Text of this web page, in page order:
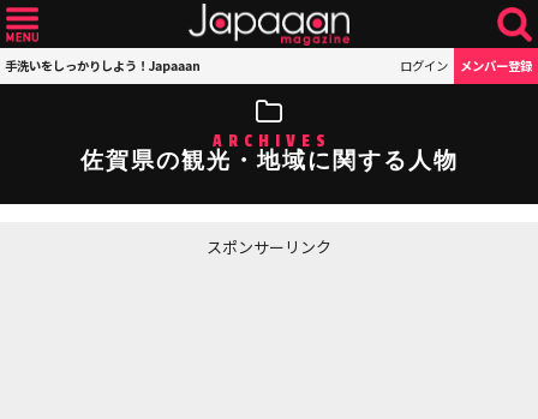
手洗いをしっかりしよう！Japaaan ログイン メンバー登録
ARCHIVES
佐賀県の観光・地域に関する人物
スポンサーリンク